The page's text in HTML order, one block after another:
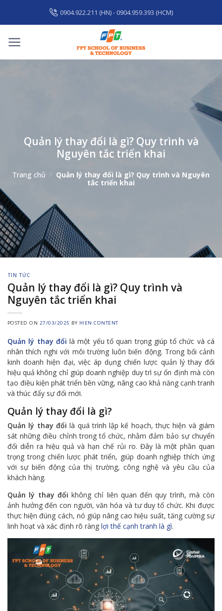
content
0904.922.211 (HN) - 0904.959.393 (HCM)
Quản lý thay đổi là gì? Quy trình và
Nguyên tắc triển khai
Trang chủ / Quản lý thay đổi là gì? Quy trình và Nguyên
tắc triển khai
TIN TỨC
Quản lý thay đổi là gì? Quy trình và
Nguyên tắc triển khai
POSTED ON 27/03/2025 BY HIEN CONTENT
Quản lý thay đổilà một yếu tố quan trọng giúp tổ chức và cá
nhân thích nghi với môi trường luôn biến động. Trong bối cảnh
kinh doanh hiện đại, việc áp dụng chiến lược quản lý thay đổi
hiệu quả không chỉ giúp doanh nghiệp duy trì sự ổn định mà còn
tạo điều kiện phát triển bền vững, nâng cao khả năng cạnh tranh
và thúc đẩy sự đổi mới.
Quản lý thay đổi là gì?
Quản lý thay đổi là quá trình lập kế hoạch, thực hiện và giám
sát những điều chỉnh trong tổ chức, nhằm đảm bảo sự chuyển
đổi diễn ra hiệu quả và hạn chế rủi ro. Đây là một phần quan
trọng trong chiến lược phát triển, giúp doanh nghiệp thích ứng
với sự biến động của thị trường, công nghệ và yêu cầu của
khách hàng.
Quản lý thay đổi không chỉ liên quan đến quy trình, mà còn
ảnh hưởng đến con người, văn hóa và tư duy tổ chức. Khi được
thực hiện đúng cách, nó giúp nâng cao hiệu suất, tăng cường sự
linh hoạt và xác định rõ ràng lợi thế cạnh tranh là gì.